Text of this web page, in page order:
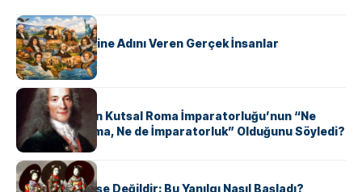
KÜLTÜR
ABD Eyaletlerine Adını Veren Gerçek İnsanlar
KÜLTÜR
Voltaire Neden Kutsal Roma İmparatorluğu’nun “Ne
Kutsal, Ne Roma, Ne de İmparatorluk” Olduğunu Söyledi?
KÜLTÜR
Geyşalar Fahişe Değildir: Bu Yanılgı Nasıl Başladı?